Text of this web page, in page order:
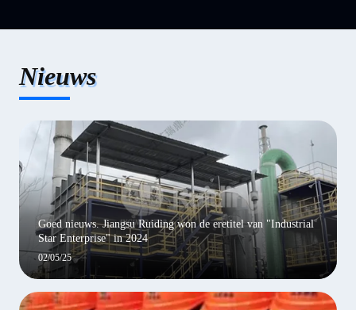
Nieuws
Goed nieuws. Jiangsu Ruiding won de eretitel van "Industrial
Star Enterprise" in 2024
02/05/25